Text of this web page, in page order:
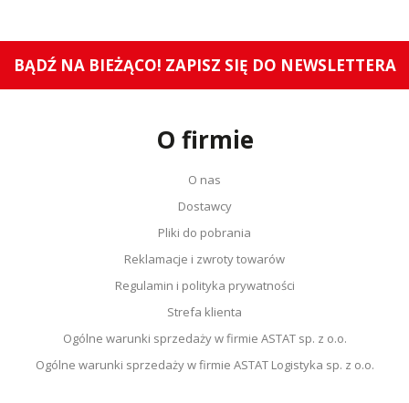
BĄDŹ NA BIEŻĄCO! ZAPISZ SIĘ DO NEWSLETTERA
O firmie
O nas
Dostawcy
Pliki do pobrania
Reklamacje i zwroty towarów
Regulamin i polityka prywatności
Strefa klienta
Ogólne warunki sprzedaży w firmie ASTAT sp. z o.o.
Ogólne warunki sprzedaży w firmie ASTAT Logistyka sp. z o.o.